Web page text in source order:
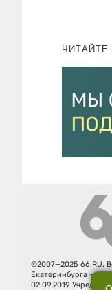
©2007—2025 66.RU.
Екатеринбурга —
02.09.2019